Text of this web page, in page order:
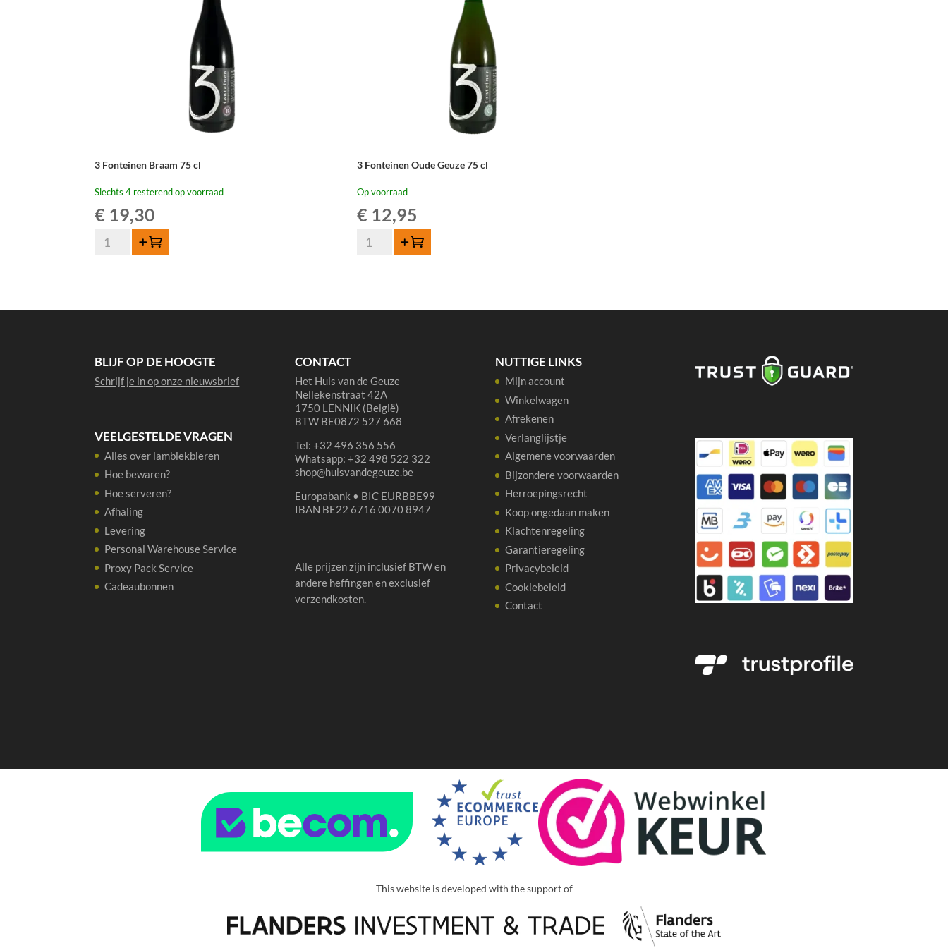
3 Fonteinen Braam 75 cl
Slechts 4 resterend op voorraad
€ 19,30
Fonteinen
Toevoegen
3 Fonteinen Oude Geuze 75 cl
Op voorraad
€ 12,95
Fonteinen
Toevoegen
BLIJF OP DE HOOGTE
Schrijf je in op onze nieuwsbrief
VEELGESTELDE VRAGEN
Alles over lambiekbieren
Hoe bewaren?
Hoe serveren?
Afhaling
Levering
Personal Warehouse Service
Proxy Pack Service
Cadeaubonnen
CONTACT
Het Huis van de Geuze
Nellekenstraat 42A
1750 LENNIK (België)
BTW BE0872 527 668
Tel: +32 496 356 556
Whatsapp: +32 498 522 322
shop@huisvandegeuze.be
Europabank • BIC EURBBE99
IBAN BE22 6716 0070 8947
Alle prijzen zijn inclusief BTW en
andere heffingen en exclusief
verzendkosten.
NUTTIGE LINKS
Mijn account
Winkelwagen
Afrekenen
Verlanglijstje
Algemene voorwaarden
Bijzondere voorwaarden
Herroepingsrecht
Koop ongedaan maken
Klachtenregeling
Garantieregeling
Privacybeleid
Cookiebeleid
Contact
This website is developed with the support of